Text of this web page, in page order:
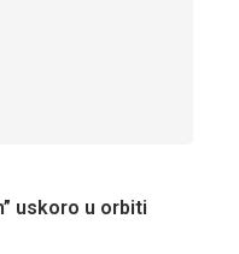
uskoro u orbiti